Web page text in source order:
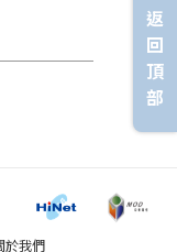
於我們
返
回
頂
部